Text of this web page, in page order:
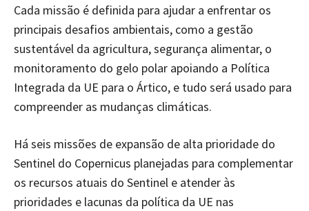
Cada missão é definida para ajudar a enfrentar os
principais desafios ambientais, como a gestão
sustentável da agricultura, segurança alimentar, o
monitoramento do gelo polar apoiando a Política
Integrada da UE para o Ártico, e tudo será usado para
compreender as mudanças climáticas.
Há seis missões de expansão de alta prioridade do
Sentinel do Copernicus planejadas para complementar
os recursos atuais do Sentinel e atender às
prioridades e lacunas da política da UE nas